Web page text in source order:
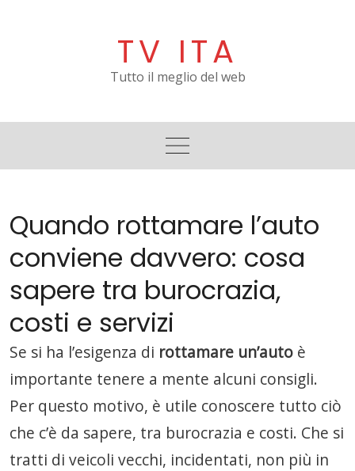
TV ITA
Tutto il meglio del web
Quando rottamare l’auto
conviene davvero: cosa
sapere tra burocrazia,
costi e servizi
Se si ha l’esigenza di rottamare un’auto è
importante tenere a mente alcuni consigli.
Per questo motivo, è utile conoscere tutto ciò
che c’è da sapere, tra burocrazia e costi. Che si
tratti di veicoli vecchi, incidentati, non più in